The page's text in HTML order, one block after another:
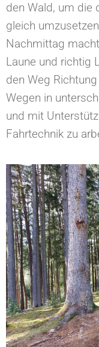
den Wald, um die
gleich
Nachmittag
Laune und richtig
den Weg
Wegen in
und mit
Fahrtechnik zu